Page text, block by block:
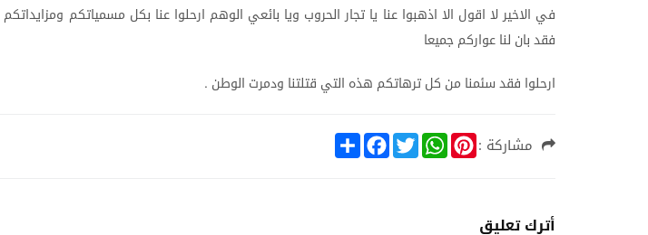
في الاخيرلا اقول الا اذهبوا عنا يا تجار الحروب ويا بائعي الوهم ارحلوا عنا بكل مسمياتكم ومزايداتكم
فقدبان لناعواركمجميعا
ارحلوا فقدسئمنا من كلترهاتكم هذه التي قتلتنا ودمرت الوطن .
مشاركة : S
h
F
a
T
w
W
h
P
i
أترك تعليق